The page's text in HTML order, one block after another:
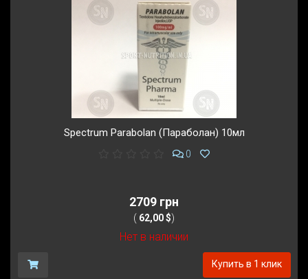
Spectrum Parabolan (Параболан) 10мл
0
2709 грн
( 62,00 $)
Нет в наличии
Купить в 1 клик